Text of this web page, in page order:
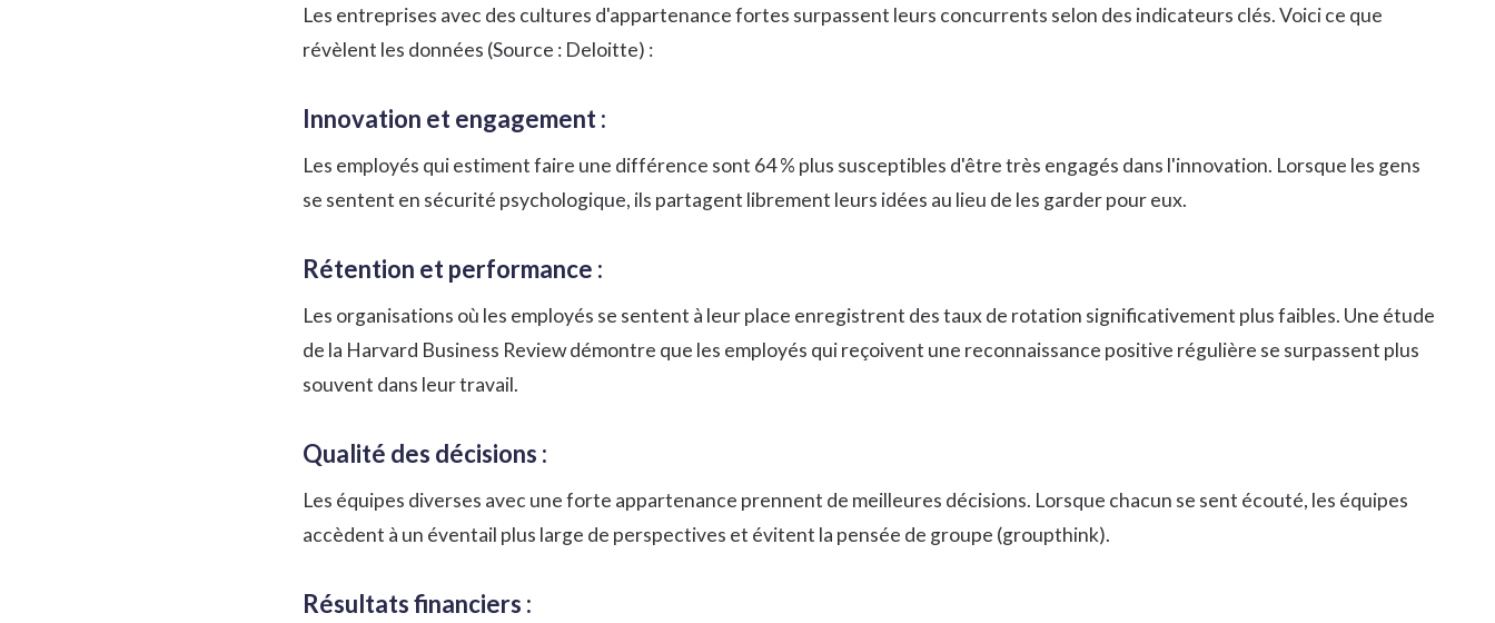
Les entreprises avec des cultures d'appartenance fortes surpassent leurs concurrents selon des indicateurs clés. Voici ce que
révèlent les données (Source : Deloitte) :
Innovation et engagement :
Les employés qui estiment faire une différence sont 64 % plus susceptibles d'être très engagés dans l'innovation. Lorsque les gens
se sentent en sécurité psychologique, ils partagent librement leurs idées au lieu de les garder pour eux.
Rétention et performance :
Les organisations où les employés se sentent à leur place enregistrent des taux de rotation significativement plus faibles. Une étude
de la Harvard Business Reviewdémontre que les employés qui reçoivent une reconnaissance positive régulière se surpassent plus
souvent dans leur travail.
Qualité des décisions :
Les équipes diverses avec une forte appartenance prennent de meilleures décisions. Lorsque chacun se sent écouté, les équipes
accèdent à un éventail plus large de perspectives et évitent la pensée de groupe (groupthink).
Résultats financiers :